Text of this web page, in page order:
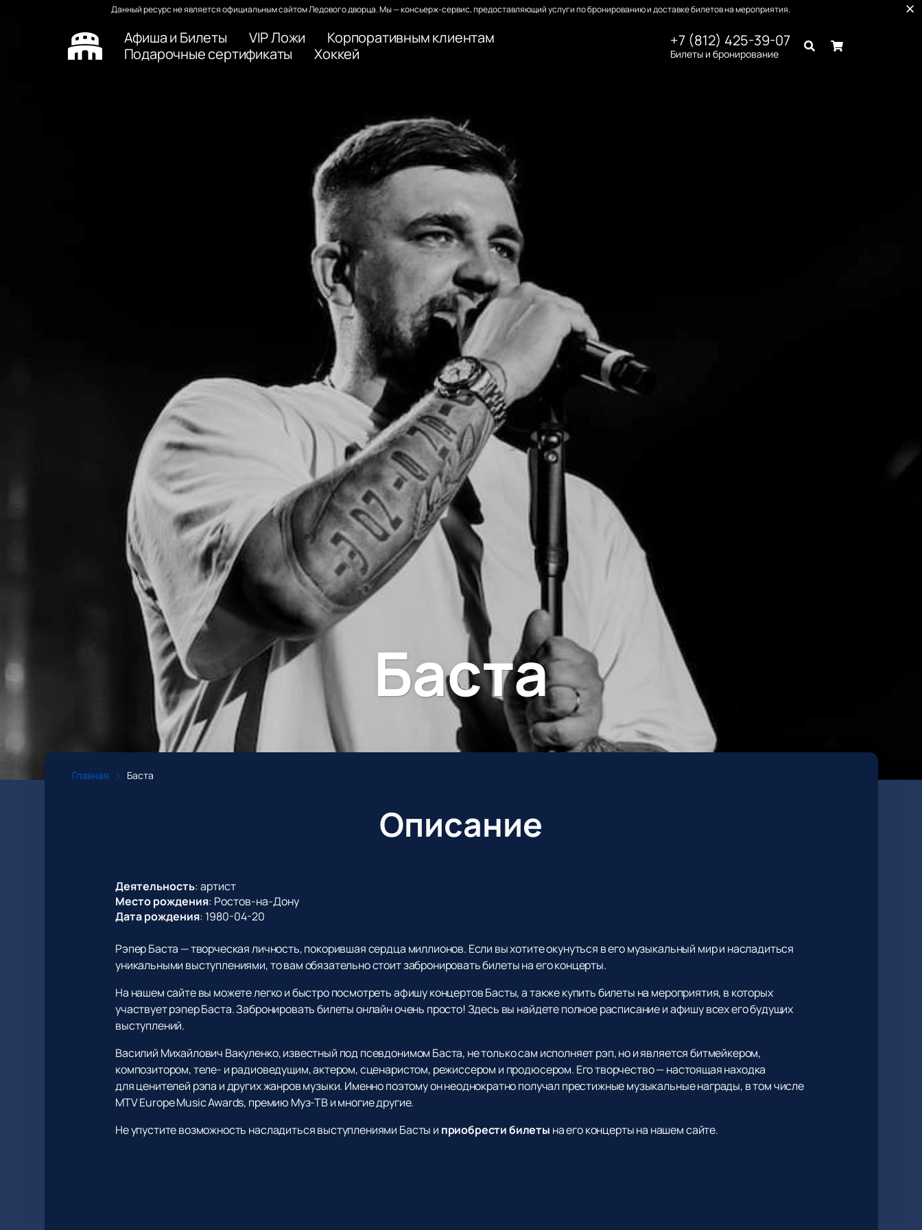
Данный ресурс не является официальным сайтом Ледового дворца. Мы — консьерж-сервис, предоставляющий услуги по бронированию и доставке билетов на мероприятия.
Афиша и Билеты VIP Ложи
Корпоративным клиентам
Подарочные сертификаты
Хоккей
+7 (812) 425-39-07
Билеты и бронирование
Баста
Главная Баста
Описание
Деятельность:артист
Место рождения: Ростов-на-Дону
Дата рождения: 1980-04-20
Рэпер Баста — творческая личность, покорившая сердца миллионов. Если вы хотите окунуться в его музыкальный мир и насладиться
уникальными выступлениями, то вам обязательно стоит забронировать билеты на его концерты.
На нашем сайте вы можете легко и быстро посмотреть афишу концертов Басты, а также купить билеты на мероприятия, в которых
участвует рэпер Баста. Забронировать билеты онлайн очень просто! Здесь вы найдете полное расписание и афишу всех его будущих
выступлений.
Василий Михайлович Вакуленко, известный под псевдонимом Баста, не только сам исполняет рэп, но и является битмейкером,
композитором, теле- и радиоведущим, актером, сценаристом, режиссером и продюсером. Его творчество — настоящая находка
для ценителей рэпа и других жанров музыки. Именно поэтому он неоднократно получал престижные музыкальные награды, в том числе
MTV Europe Music Awards, премию Муз-ТВ и многие другие.
Не упустите возможность насладиться выступлениями Басты и приобрести билеты на его концерты на нашем сайте.